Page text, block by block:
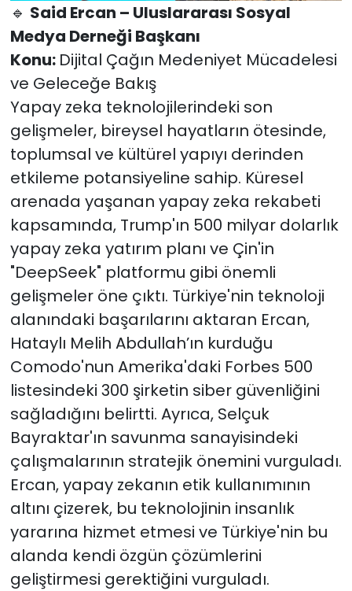
🔹 Said Ercan – Uluslararası Sosyal
Medya Derneği Başkanı
Konu: Dijital Çağın Medeniyet Mücadelesi
ve Geleceğe Bakış
Yapay zeka teknolojilerindeki son
gelişmeler, bireysel hayatların ötesinde,
toplumsal ve kültürel yapıyı derinden
etkileme potansiyeline sahip. Küresel
arenada yaşanan yapay zeka rekabeti
kapsamında, Trump'ın 500 milyar dolarlık
yapay zeka yatırım planı ve Çin'in
"DeepSeek" platformu gibi önemli
gelişmeler öne çıktı. Türkiye'nin teknoloji
alanındaki başarılarını aktaran Ercan,
Hataylı Melih Abdullah’ın kurduğu
Comodo'nun Amerika'daki Forbes 500
listesindeki 300 şirketin siber güvenliğini
sağladığını belirtti. Ayrıca, Selçuk
Bayraktar'ın savunma sanayisindeki
çalışmalarının stratejik önemini vurguladı.
Ercan, yapay zekanın etik kullanımının
altını çizerek, bu teknolojinin insanlık
yararına hizmet etmesi ve Türkiye'nin bu
alanda kendi özgün çözümlerini
geliştirmesi gerektiğini vurguladı.